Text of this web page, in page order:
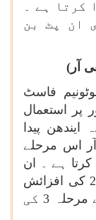
کرتا ہے ۔
ان پٹ بن
فاسٹ
پر استعمال
ایندھن پیدا
اس مرحلے
ہے ۔ ان
ری ایکٹروں کو تھوریم سے یورینیم-233 کی افزائش
کے لیے استعمال کیا جائے گا۔ جس سے مرحلہ 3 کی